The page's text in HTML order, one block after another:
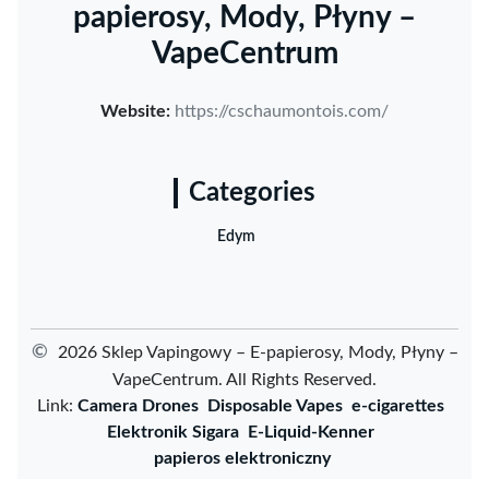
papierosy, Mody, Płyny –
VapeCentrum
Website: https://cschaumontois.com/
Categories
Edym
©
2026 Sklep Vapingowy – E-papierosy, Mody, Płyny –
VapeCentrum. All Rights Reserved.
Link: Camera Drones Disposable Vapes e-cigarettes
Elektronik Sigara
E-Liquid-Kenner
papieros elektroniczny